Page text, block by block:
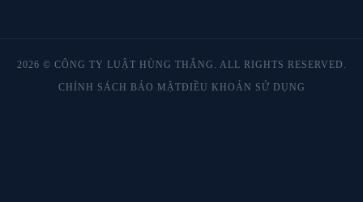
CHÍNH SÁCH BẢO MẬTĐIỀU KHOẢN SỬ DỤNG
2026 © CÔNG TY LUẬT HÙNG THẮNG. ALL RIGHTS RESERVED.